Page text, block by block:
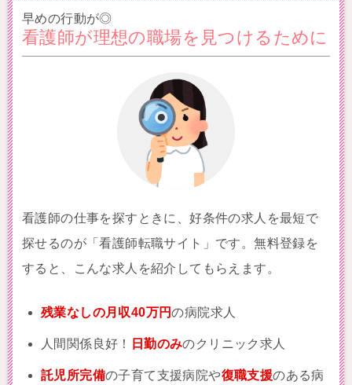
早めの行動が◎
看護師が理想の職場を見つけるために
看護師の仕事を探すときに、好条件の求人を最短で
探せるのが「看護師転職サイト」です。無料登録を
すると、こんな求人を紹介してもらえます。
残業なしの月収40万円の病院求人
人間関係良好！ 日勤のみのクリニック求人
託児所完備の子育て支援病院や復職支援のある病